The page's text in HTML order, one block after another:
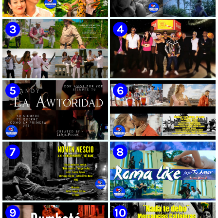
🟡 Susel Gómez (La China) ||
¨Oye Mi Leloley¨ || Director:
Onelio Jesús Larralde González
|| Música popular bailable
cubana || Videoclip || CUBA
🟢 Pirro | ¨Vuelve a mi¨ |
Videoclip | Música Urbana
Cubana | Artistas Cubanos |
Canción | CUBA
🟡 Tico González - ¨Aunque se
pare la mula¨ - Videoclip -
Dirección: John Meriles -
Roberto C. González
🔴 Osmani García & Varios
Artistas | ¨Chupi Chupi¨ |
Director: Joel Guilian | Videoclip
| Música Urbana Cubana |
Artistas Cubanos | Canción |
CUBA
🟢 Hanoy La Awtoridad |
¨Siempre Tú¨ | Director:
LEWIS.PRODS | Videoclip |
Música Urbana Cubana |
🟡 Ronald & El Karnal de Cuba
- ¨Que bonito es el amor¨ 📺
Videoclip - 🎬 Director: Andros
Barroso